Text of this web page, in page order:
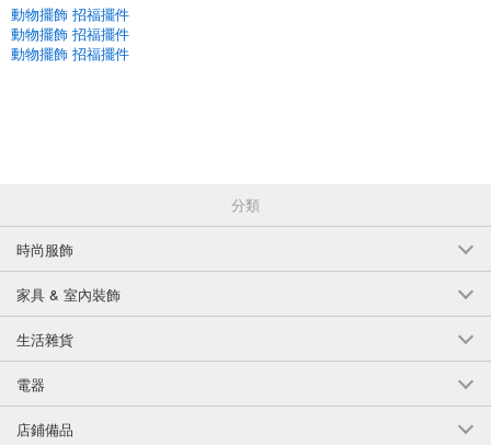
動物擺飾 招福擺件
動物擺飾 招福擺件
動物擺飾 招福擺件
分類
時尚服飾
家具 & 室內裝飾
生活雜貨
電器
店鋪備品